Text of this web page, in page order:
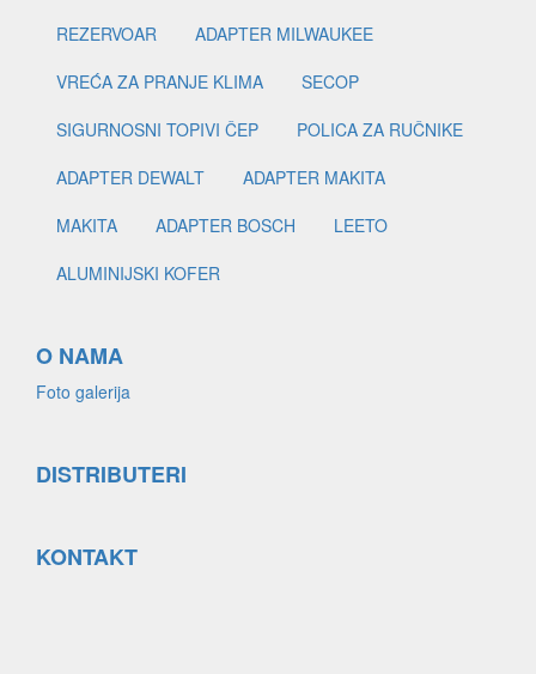
REZERVOAR
ADAPTER MILWAUKEE
VREĆA ZA PRANJE KLIMA
SECOP
SIGURNOSNI TOPIVI ČEP
POLICA ZA RUČNIKE
ADAPTER DEWALT
ADAPTER MAKITA
MAKITA
ADAPTER BOSCH
LEETO
ALUMINIJSKI KOFER
O NAMA
Foto galerija
DISTRIBUTERI
KONTAKT